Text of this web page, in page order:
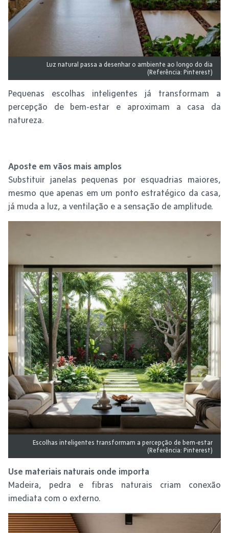
Luz natural passa a desenhar o ambiente ao longo do dia
(Referência: Pinterest)
Pequenas escolhas inteligentes já transformam a
percepção de bem-estar e aproximam a casa da
natureza.
Aposte em vãos mais amplos
Substituir janelas pequenas por esquadrias maiores,
mesmo que apenas em um ponto estratégico da casa,
já muda a luz, a ventilação e a sensação de amplitude.
Escolhas inteligentes transformam a percepção de bem-estar
(Referência: Pinterest)
Use materiais naturais onde importa
Madeira, pedra e fibras naturais criam conexão
imediata com o externo.